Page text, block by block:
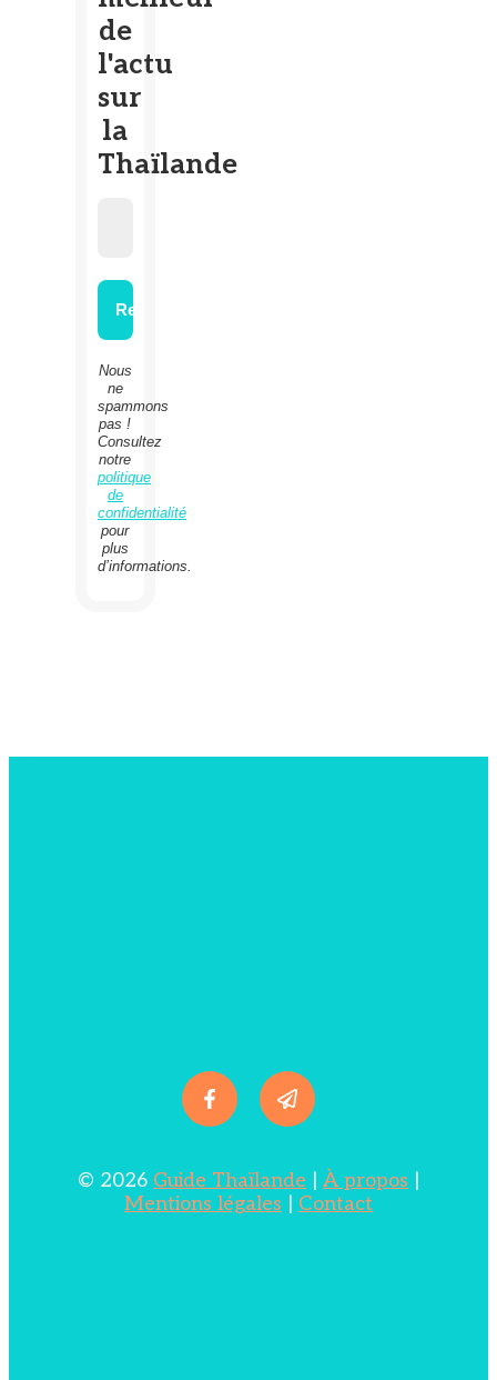
de
l'actu
sur
la
Thaïlande
Nous
ne
spammons
pas !
Consultez
notre
politique
de
confidentialité
pour
plus
d’informations.
© 2026 Guide Thaïlande | À propos |
Mentions légales | Contact